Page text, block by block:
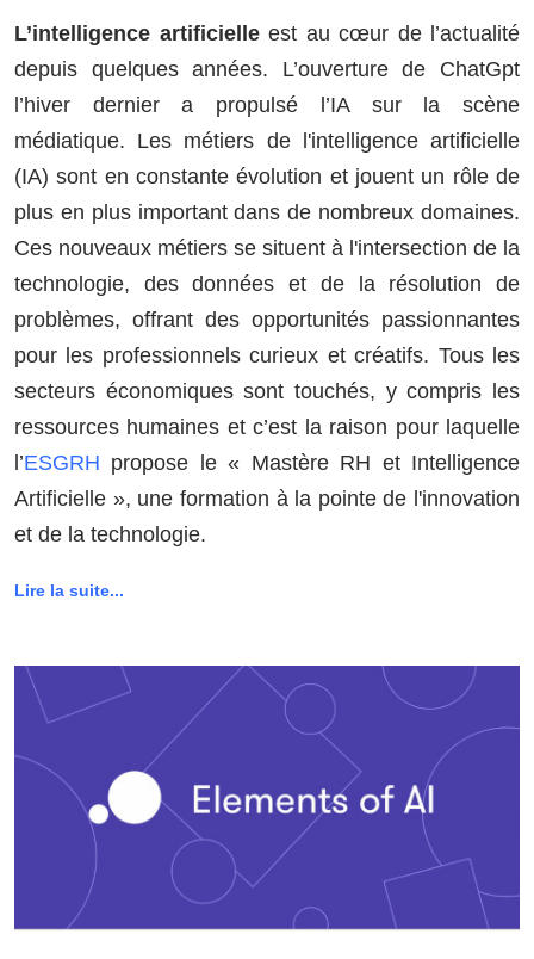
L’intelligence artificielleest au cœur de l’actualité
depuis quelques années. L’ouverture de ChatGpt
l’hiver dernier a propulsé l’IA sur la scène
médiatique. Les métiers de l'intelligence artificielle
(IA) sont en constante évolution et jouent un rôle de
plus en plus important dans de nombreux domaines.
Ces nouveaux métiers se situent à l'intersection de la
technologie, des données et de la résolution de
problèmes, offrant des opportunités passionnantes
pour les professionnels curieux et créatifs. Tous les
secteurs économiques sont touchés, y compris les
ressources humaines et c’est la raison pour laquelle
l’ESGRH propose le « Mastère RH et Intelligence
Artificielle », une formation à la pointe de l'innovation
et de la technologie.
Lire la suite...